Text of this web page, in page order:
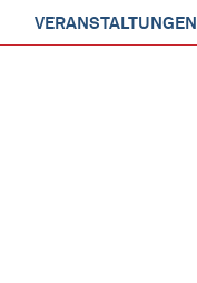
VERANSTALTUNGEN